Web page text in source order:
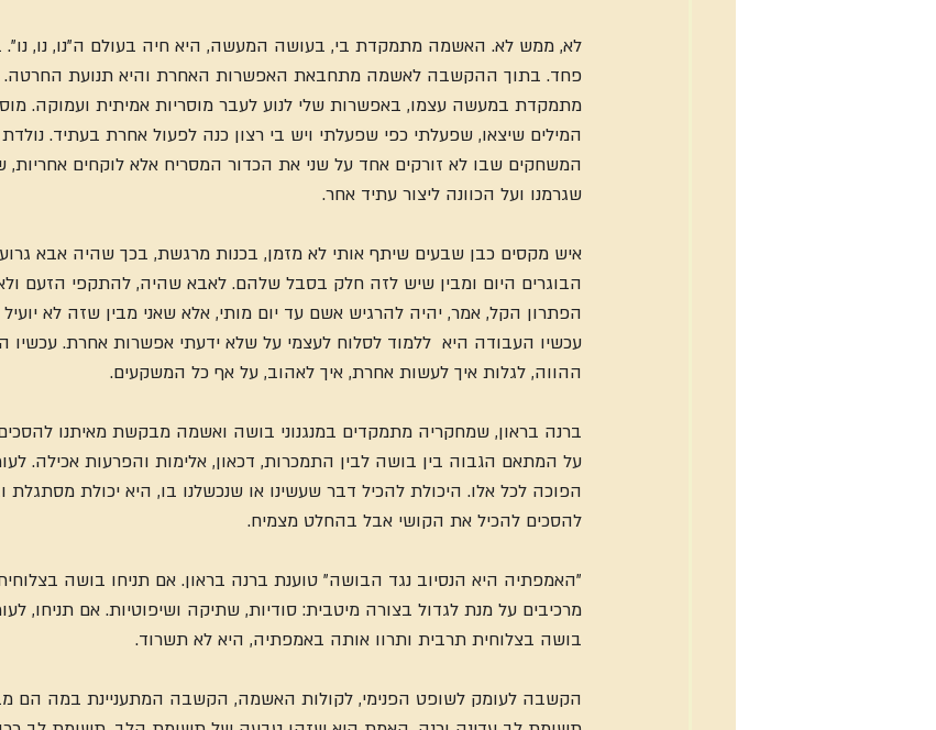
לא, ממש לא. האשמה מתמקדת בי, בעושה המעשה, היא חיה בעולם ה"נו, נו, נו".
פחד. בתוך ההקשבה לאשמה מתחבאת האפשרות האחרת והיא תנועת
מתמקדת במעשה עצמו, באפשרות שלי לנוע לעבר מוסריות אמיתית ועמוקה.
המילים שיצאו, שפעלתי כפי שפעלתי ויש בי רצון כנה לפעול אחרת בעתיד.
המשחקים שבו לא זורקים אחד על שני את הכדור המסריח אלא לוקחים אחריות,
שגרמנו ועל הכוונה ליצור עתיד אחר.
איש מקסים כבן שבעים שיתף אותי לא מזמן, בכנות מרגשת, בכך שהיה אבא גרוע
הבוגרים היום ומבין שיש לזה חלק בסבל שלהם. לאבא שהיה, להתקפי הזעם
הפתרון הקל, אמר, יהיה להרגיש אשם עד יום מותי, אלא שאני מבין שזה לא
עכשיו העבודה היא  ללמוד לסלוח לעצמי על שלא ידעתי אפשרות אחרת.
ההווה, לגלות איך לעשות אחרת, איך לאהוב, על אף כל המשקעים.
ברנה בראון, שמחקריה מתמקדים במנגנוני בושה ואשמה מבקשת מאיתנו
על המתאם הגבוה בין בושה לבין התמכרות, דכאון, אלימות והפרעות אכילה.
הפוכה לכל אלו. היכולת להכיל דבר שעשינו או שנכשלנו בו, היא יכולת מסתגלת
להסכים להכיל את הקושי אבל בהחלט מצמיח.
"האמפתיה היא הנסיוב נגד הבושה" טוענת ברנה בראון. אם תניחו בושה
מרכיבים על מנת לגדול בצורה מיטבית: סודיות, שתיקה ושיפוטיות. אם תניחו,
בושה בצלוחית תרבית ותרוו אותה באמפתיה, היא לא תשרוד.
הקשבה לעומק לשופט הפנימי, לקולות האשמה, הקשבה המתעניינת במה הם